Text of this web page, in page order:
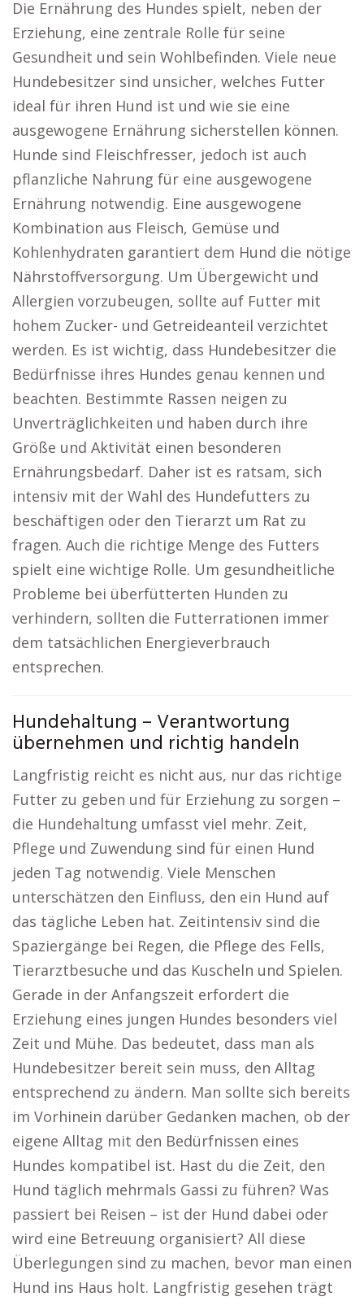
Die Ernährung des Hundes spielt, neben der
Erziehung, eine zentrale Rolle für seine
Gesundheit und sein Wohlbefinden. Viele neue
Hundebesitzer sind unsicher, welches Futter
ideal für ihren Hund ist und wie sie eine
ausgewogene Ernährung sicherstellen können.
Hunde sind Fleischfresser, jedoch ist auch
pflanzliche Nahrung für eine ausgewogene
Ernährung notwendig. Eine ausgewogene
Kombination aus Fleisch, Gemüse und
Kohlenhydraten garantiert dem Hund die nötige
Nährstoffversorgung. Um Übergewicht und
Allergien vorzubeugen, sollte auf Futter mit
hohem Zucker- und Getreideanteil verzichtet
werden. Es ist wichtig, dass Hundebesitzer die
Bedürfnisse ihres Hundes genau kennen und
beachten. Bestimmte Rassen neigen zu
Unverträglichkeiten und haben durch ihre
Größe und Aktivität einen besonderen
Ernährungsbedarf. Daher ist es ratsam, sich
intensiv mit der Wahl des Hundefutters zu
beschäftigen oder den Tierarzt um Rat zu
fragen. Auch die richtige Menge des Futters
spielt eine wichtige Rolle. Um gesundheitliche
Probleme bei überfütterten Hunden zu
verhindern, sollten die Futterrationen immer
dem tatsächlichen Energieverbrauch
entsprechen.
Hundehaltung – Verantwortung
übernehmen und richtig handeln
Langfristig reicht es nicht aus, nur das richtige
Futter zu geben und für Erziehung zu sorgen –
die Hundehaltung umfasst viel mehr. Zeit,
Pflege und Zuwendung sind für einen Hund
jeden Tag notwendig. Viele Menschen
unterschätzen den Einfluss, den ein Hund auf
das tägliche Leben hat. Zeitintensiv sind die
Spaziergänge bei Regen, die Pflege des Fells,
Tierarztbesuche und das Kuscheln und Spielen.
Gerade in der Anfangszeit erfordert die
Erziehung eines jungen Hundes besonders viel
Zeit und Mühe. Das bedeutet, dass man als
Hundebesitzer bereit sein muss, den Alltag
entsprechend zu ändern. Man sollte sich bereits
im Vorhinein darüber Gedanken machen, ob der
eigene Alltag mit den Bedürfnissen eines
Hundes kompatibel ist. Hast du die Zeit, den
Hund täglich mehrmals Gassi zu führen? Was
passiert bei Reisen – ist der Hund dabei oder
wird eine Betreuung organisiert? All diese
Überlegungen sind zu machen, bevor man einen
Hund ins Haus holt. Langfristig gesehen trägt